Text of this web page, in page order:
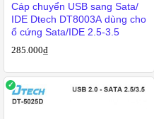
Cáp chuyển USB sang Sata/
IDE Dtech DT8003A dùng cho
ổ cứng Sata/IDE 2.5-3.5
285.000₫